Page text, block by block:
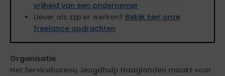
vrijheid van een ondernemer
Liever als zzp'er werken? Bekijk hier onze
freelance opdrachten
Organisatie
Het Servicebureau Jeugdhulp Haaglanden maakt voor